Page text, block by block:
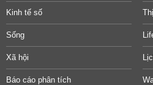
Kinh tế số
Sống
Xã hội
Báo cáo phân tích